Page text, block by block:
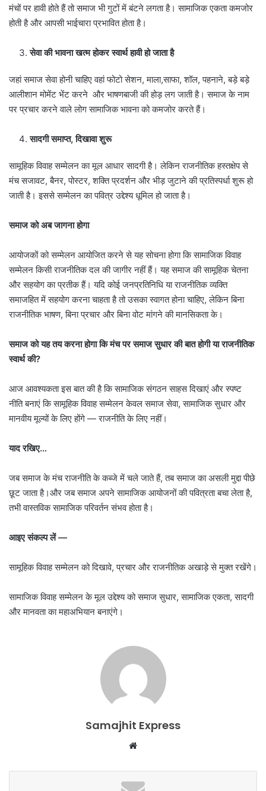
मंचों पर हावी होते हैं तो समाज भी गुटों में बंटने लगता है। सामाजिक एकता कमजोर
होती है और आपसी भाईचारा प्रभावित होता है।
सेवाकीभावनाखत्महोकरस्वार्थहावीहोजाताहै
जहां समाज सेवा होनी चाहिए वहां फोटो सेशन, माला,साफा, शॉल, पहनाने, बड़े बड़े
आलीशान मोमेंट भेंट करने और भाषणबाजी की होड़ लग जाती है। समाज के नाम
पर प्रचार करने वाले लोग सामाजिक भावना को कमजोर करते हैं।
सादगीसमाप्त,दिखावाशुरू
सामूहिक विवाह सम्मेलन का मूल आधार सादगी है। लेकिन राजनीतिक हस्तक्षेप से
मंच सजावट, बैनर, पोस्टर, शक्ति प्रदर्शन और भीड़ जुटाने की प्रतिस्पर्धा शुरू हो
जाती है। इससे सम्मेलन का पवित्र उद्देश्य धूमिल हो जाता है।
समाजकोअबजागनाहोगा
आयोजकों को सम्मेलन आयोजित करने से यह सोचना होगा कि सामाजिक विवाह
सम्मेलन किसी राजनीतिक दल की जागीर नहीं हैं। यह समाज की सामूहिक चेतना
और सहयोग का प्रतीक हैं। यदि कोई जनप्रतिनिधि या राजनीतिक व्यक्ति
समाजहित में सहयोग करना चाहता है तो उसका स्वागत होना चाहिए, लेकिन बिना
राजनीतिक भाषण, बिना प्रचार और बिना वोट मांगने की मानसिकता के।
समाजकोयहतयकरनाहोगाकिमंचपरसमाजसुधारकीबातहोगीयाराजनीतिक
स्वार्थकी?
आज आवश्यकता इस बात की है कि सामाजिक संगठन साहस दिखाएं और स्पष्ट
नीति बनाएं कि सामूहिक विवाह सम्मेलन केवल समाज सेवा, सामाजिक सुधार और
मानवीय मूल्यों के लिए होंगे — राजनीति के लिए नहीं।
यादरखिए…
जब समाज के मंच राजनीति के कब्जे में चले जाते हैं, तब समाज का असली मुद्दा पीछे
छूट जाता है।और जब समाज अपने सामाजिक आयोजनों की पवित्रता बचा लेता है,
तभी वास्तविक सामाजिक परिवर्तन संभव होता है।
आइएसंकल्पलें —
सामूहिक विवाह सम्मेलन को दिखावे, प्रचार और राजनीतिक अखाड़े से मुक्त रखेंगे।
सामाजिक विवाह सम्मेलन के मूल उद्देश्य को समाज सुधार, सामाजिक एकता, सादगी
और मानवता का महाअभियान बनाएंगे।
Samajhit Express